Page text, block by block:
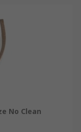
No Clean